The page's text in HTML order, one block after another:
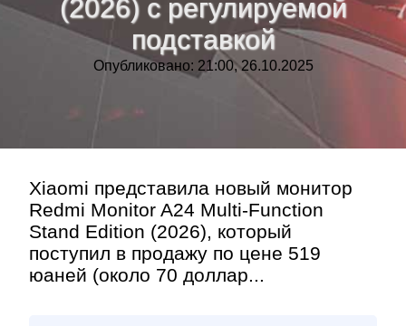
(2026) с регулируемой
подставкой
Опубликовано: 21:00, 26.10.2025
Xiaomi представила новый монитор
Redmi Monitor A24 Multi-Function
Stand Edition (2026), который
поступил в продажу по цене 519
юаней (около 70 доллар...
Рубрики»
Контакт»